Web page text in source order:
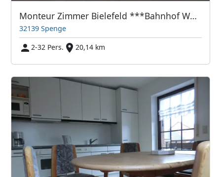
Monteur Zimmer Bielefeld ***Bahnhof Wallenbrück***
32139 Spenge
2-32 Pers.
20,14 km